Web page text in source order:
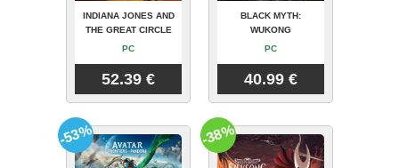
INDIANA JONES AND
THE GREAT CIRCLE
PC
52.39 €
BLACK MYTH:
WUKONG
PC
40.99 €
-53% -38%